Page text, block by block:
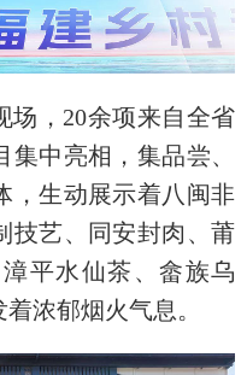
场，20余项来自全省
中亮相，集品尝、
，生动展示着八闽非
技艺、同安封肉、莆
平水仙茶、畲族乌
浓郁烟火气息。